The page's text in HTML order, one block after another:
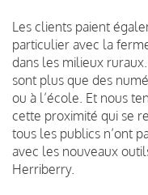
Les clients paient
particulier avec la
dans les milieux
sont plus que des
ou à l’école. Et nous
cette proximité qui se
tous les publics n’ont
avec les nouveaux
Herriberry.